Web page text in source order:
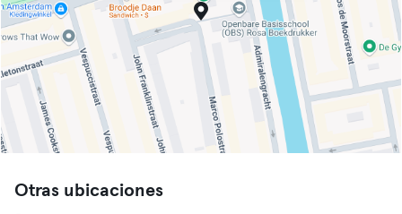
Otras ubicaciones